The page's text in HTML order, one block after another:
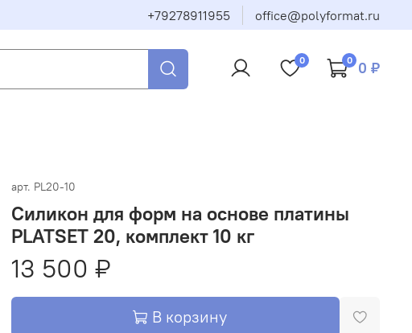
+79278911955 office@polyformat.ru
0 0 0 ₽
арт. PL20-10
Силикон для форм на основе платины
PLATSET 20, комплект 10 кг
13 500 ₽
В корзину